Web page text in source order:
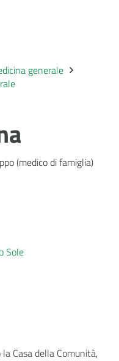
generale
(medico di famiglia)
Sole
Casa della Comunità,